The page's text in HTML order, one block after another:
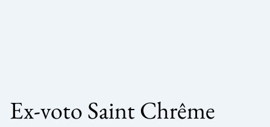
Ex-voto Saint Chrême